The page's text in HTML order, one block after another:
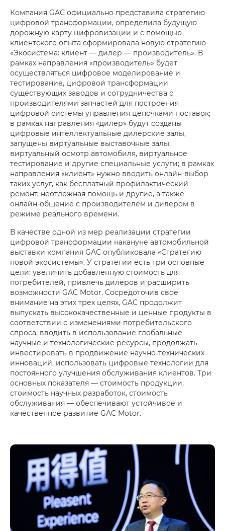
Компания GAC официально представила стратегию
цифровой трансформации, определила будущую
дорожную карту цифровизации и с помощью
клиентского опыта сформировала новую стратегию
«Экосистема: клиент — дилер — производитель». В
рамках направления «производитель» будет
осуществляться цифровое моделирование и
тестирование, цифровой трансформации
существующих заводов и сотрудничества с
производителями запчастей для построения
цифровой системы управления цепочками поставок;
в рамках направления «дилер» будут созданы
цифровые интеллектуальные дилерские залы,
запущены виртуальные выставочные залы,
виртуальный осмотр автомобиля, виртуальное
тестирование и другие специальные услуги; в рамках
направления «клиент» нужно вводить онлайн-выбор
таких услуг, как бесплатный профилактический
ремонт, неотложная помощь и другие, а также
онлайн-общение с производителем и дилером в
режиме реального времени.
В качестве одной из мер реализации стратегии
цифровой трансформации накануне автомобильной
выставки компания GAC опубликовала «Стратегию
новой экосистемы». У стратегии есть три основные
цели: увеличить добавленную стоимость для
потребителей, привлечь дилеров и расширить
возможности GAC Motor. Сосредоточив свое
внимание на этих трех целях, GAC продолжит
выпускать высококачественные и ценные продукты в
соответствии с изменениями потребительского
спроса, вводить в использование глобальные
научные и технологические ресурсы, продолжать
инвестировать в продвижение научно-технических
инноваций, использовать цифровые технологии для
постоянного улучшения обслуживания клиентов. Три
основных показателя — стоимость продукции,
стоимость научных разработок, стоимость
обслуживания — обеспечивают устойчивое и
качественное развитие GAC Motor.